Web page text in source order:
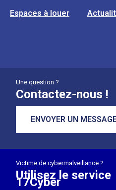
Espaces à louer
Une question ?
Contactez-nous !
ENVOYER UN
Victime de cybermalveillance ?
Utilisez le service
17Cyber